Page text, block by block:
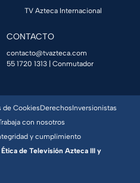
TV Azteca Internacional
CONTACTO
contacto@tvazteca.com
55 1720 1313 | Conmutador
de CookiesDerechosInversionistas
con nosotros
y cumplimiento
de Televisión Azteca III y